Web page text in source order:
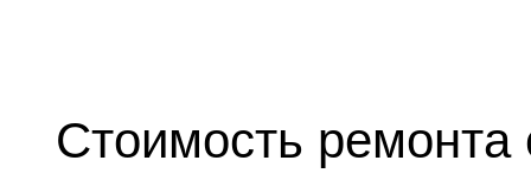
Стоимость ремонта